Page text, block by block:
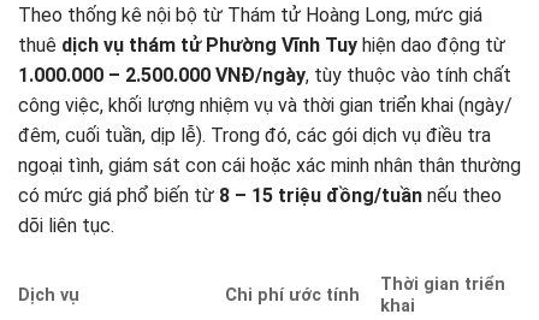
Theo thống kê nội bộ từ Thám tử Hoàng Long, mức giá
thuê dịch vụ thám tử Phường Vĩnh Tuy hiện dao động từ
1.000.000 – 2.500.000 VNĐ/ngày, tùy thuộc vào tính chất
công việc, khối lượng nhiệm vụ và thời gian triển khai (ngày/
đêm, cuối tuần, dịp lễ). Trong đó, các gói dịch vụ điều tra
ngoại tình, giám sát con cái hoặc xác minh nhân thân thường
có mức giá phổ biến từ 8 – 15 triệu đồng/tuần nếu theo
dõi liên tục.
Dịch vụ Chi phí ước tính
Thời gian triển
khai